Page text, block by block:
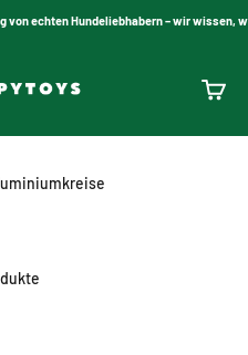
von echten Hundeliebhabern – wir wissen,